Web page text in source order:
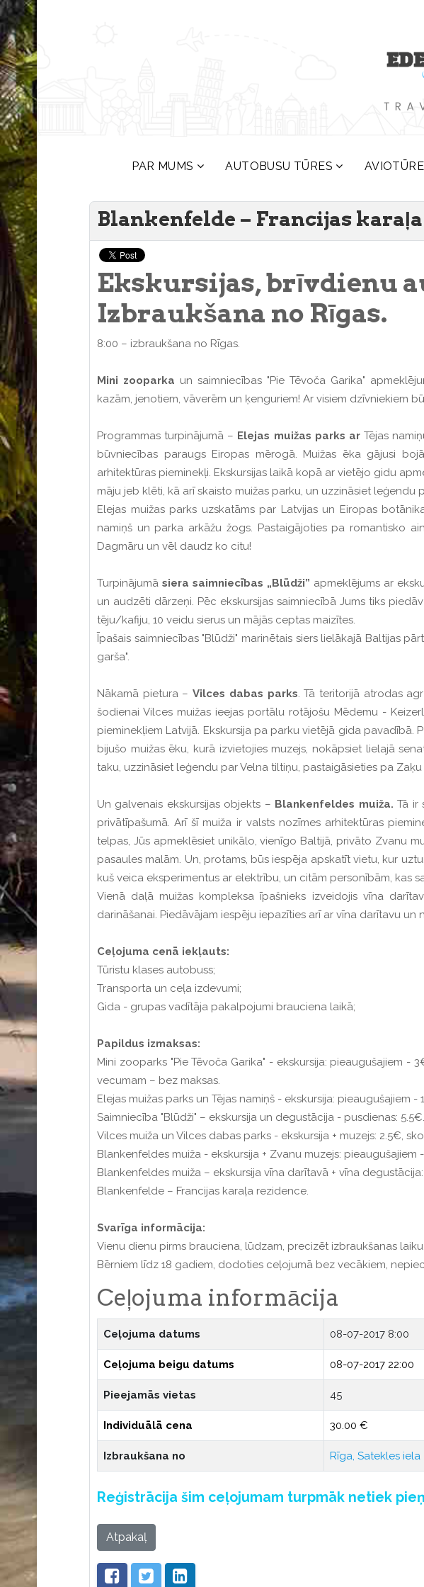
PAR MUMS AUTOBUSU TŪRES
Blankenfelde – Francijas
Ekskursijas, brīvdienu
Izbraukšana no Rīgas.
8:00 – izbraukšana no Rīgas.
Mini zooparka un saimniecības "Pie Tēvoča Garika"
kazām, jenotiem, vāverēm un ķenguriem! Ar visiem dzīvniekiem
Programmas turpinājumā – Elejas muižas parks arTējas
būvniecības paraugs Eiropas mērogā. Muižas ēka gājusi
arhitektūras pieminekļi. Ekskursijas laikā kopā ar vietējo gidu
māju jeb klēti, kā arī skaisto muižas parku, un uzzināsiet leģendu
Elejas muižas parks uzskatāms par Latvijas un Eiropas
namiņš un parka arkāžu žogs. Pastaigājoties pa romantisko
Dagmāru un vēl daudz ko citu!
Turpinājumāsiera saimniecības „Blūdži” apmeklējums ar
un audzēti dārzeņi. Pēc ekskursijas saimniecībā Jums tiks
tēju/kafiju, 10 veidu sierus un mājās ceptas maizītes.
Īpašais saimniecības "Blūdži" marinētais siers lielākajā Baltijas
garša".
Nākamā pietura –Vilces dabas parks. Tā teritorijā atrodas
šodienai Vilces muižas ieejas portālu rotājošu Mēdemu -
pieminekļiem Latvijā. Ekskursija pa parku vietējā gida pavadībā.
bijušo muižas ēku, kurā izvietojies muzejs, nokāpsiet lielajā
taku, uzzināsiet leģendu par Velna tiltiņu, pastaigāsieties pa
Un galvenais ekskursijas objekts – Blankenfeldes muiža. Tā ir
privātīpašumā. Arī šī muiža ir valsts nozīmes arhitektūras
telpas, Jūs apmeklēsiet unikālo, vienīgo Baltijā, privāto Zvanu
pasaules malām. Un, protams, būs iespēja apskatīt vietu, kur
kuš veica eksperimentus ar elektrību, un citām personībām, kas
Vienā daļā muižas kompleksa īpašnieks izveidojis vīna
darināšanai. Piedāvājam iespēju iepazīties arī ar vīna darītavu un
Ceļojuma cenā iekļauts:
Tūristu klases autobuss;
Transporta un ceļa izdevumi;
Gida - grupas vadītāja pakalpojumi brauciena laikā;
Papildus izmaksas:
Mini zooparks "Pie Tēvoča Garika" - ekskursija: pieaugušajiem
vecumam – bez maksas.
Elejas muižas parks un Tējas namiņš - ekskursija: pieaugušajiem -
Saimniecība "Blūdži" – ekskursija un degustācija - pusdienas: 5.5€.
Vilces muiža un Vilces dabas parks - ekskursija + muzejs: 2.5€,
Blankenfeldes muiža - ekskursija + Zvanu muzejs:
Blankenfeldes muiža – ekskursija vīna darītavā + vīna
Blankenfelde – Francijas karaļa rezidence.
Svarīga informācija:
Vienu dienu pirms brauciena, lūdzam, precizēt izbraukšanas
Bērniem līdz 18 gadiem, dodoties ceļojumā bez vecākiem,
Ceļojuma informācija
Ceļojuma datums 08-07-2017 8:00
Ceļojuma beigu datums 08-07-2017 22:00
Pieejamās vietas 45
Individuālā cena 30.00 €
Izbraukšana no Rīga, Satekles iela
Reģistrācija šim ceļojumam turpmāk netiek
Atpakaļ